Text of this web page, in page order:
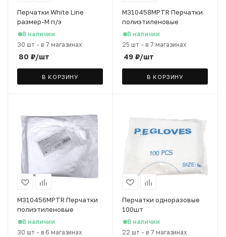
Перчатки White Line
размер-М п/э
прозрачный, 100 шт
В наличии
30 шт - в 7 магазинах
80 ₽/шт
В КОРЗИНУ
M310458MPTR Перчатки
полиэтиленовые
одноразовые (L, 50 пар)
В наличии
25 шт - в 7 магазинах
49 ₽/шт
В КОРЗИНУ
M310456MPTR Перчатки
полиэтиленовые
одноразовые (М, 50 пар)
В наличии
30 шт - в 6 магазинах
Перчатки одноразовые
100шт
В наличии
22 шт - в 7 магазинах